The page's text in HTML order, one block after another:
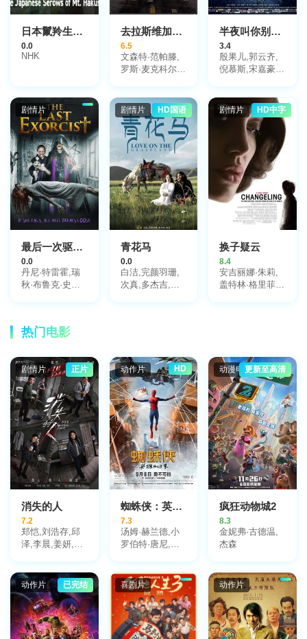
日本鬣羚生存日记
0.0
NHK
去拉斯维加斯的七天
6.5
文森特·范帕滕,
罗斯·麦克科尔,
杰姆斯·范帕滕,
威利·加森,卢卡
斯·布莱恩特,唐·
斯达克
半夜叫你别回头
3.4
殷果儿,郭云齐,
倪慕斯,宋嘉豪,
剧情片
最后一次驱魔2020
0.0
丹尼·特雷霍,瑞
秋·布鲁克·史密
剧情片 HD国语
青花马
0.0
白洁,完颜羽珊,
次真,多杰吉,段
剧情片 HD中字
换子疑云
8.4
安吉丽娜·朱莉,
盖特林·格里菲
热门电影
剧情片 正片
消失的人
7.2
郑恺,刘浩存,邱
泽,李晨,姜妍,黄
哲,冯雪雅,汤心
一
动作片 HD
蜘蛛侠：英雄归来
7.3
汤姆·赫兰德,小
罗伯特·唐尼,玛
巴特朗,托尼·雷
沃罗利,赞达亚,
乔恩·费儒,亚伯
拉罕·阿塔哈,劳
拉·哈里尔,迈克
动漫电影更新至高清
疯狂动物城2
8.3
金妮弗·古德温,
杰森
动作片 已完结 喜剧片 动作片